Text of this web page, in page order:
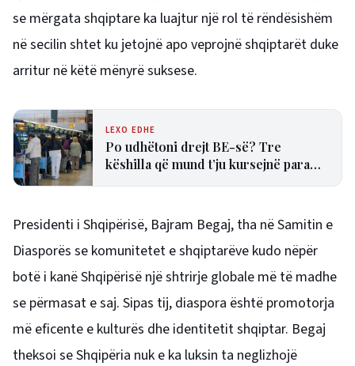
se mërgata shqiptare ka luajtur një rol të rëndësishëm
në secilin shtet ku jetojnë apo veprojnë shqiptarët duke
arritur në këtë mënyrë suksese.
LEXO EDHE
Po udhëtoni drejt BE-së? Tre
këshilla që mund t’ju kursejnë para
Presidenti i Shqipërisë, Bajram Begaj, tha në Samitin e
Diasporës se komunitetet e shqiptarëve kudo nëpër
botë i kanë Shqipërisë një shtrirje globale më të madhe
se përmasat e saj. Sipas tij, diaspora është promotorja
më eficente e kulturës dhe identitetit shqiptar. Begaj
theksoi se Shqipëria nuk e ka luksin ta neglizhojë